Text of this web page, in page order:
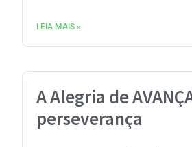
LEIA MAIS »
A Alegria de
perseverança